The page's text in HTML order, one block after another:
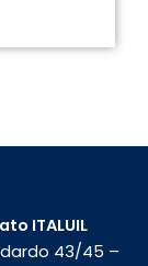
ITALUIL
43/45 –